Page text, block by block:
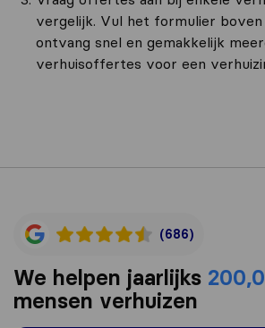
vergelijk. Vul het formulier boven
ontvang snel en gemakkelijk
verhuisoffertes voor een
(686)
We helpen jaarlijks
mensen verhuizen